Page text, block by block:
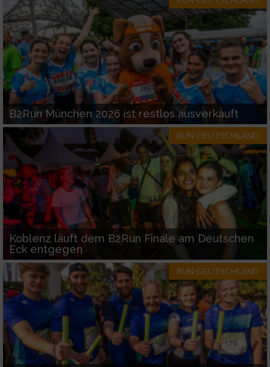
B2Run München 2026 ist restlos ausverkauft
RUN-DEUTSCHLAND
Koblenz läuft dem B2Run Finale am Deutschen
Eck entgegen
RUN-DEUTSCHLAND
Werbung